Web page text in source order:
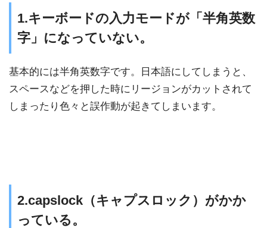
1.キーボードの入力モードが「半角英数
字」になっていない。
基本的には半角英数字です。日本語にしてしまうと、
スペースなどを押した時にリージョンがカットされて
しまったり色々と誤作動が起きてしまいます。
2.capslock（キャプスロック）がかか
っている。